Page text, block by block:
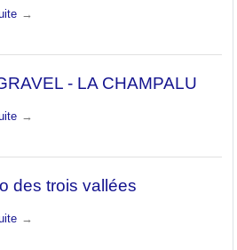
- LA CHAMPALU
des trois vallées